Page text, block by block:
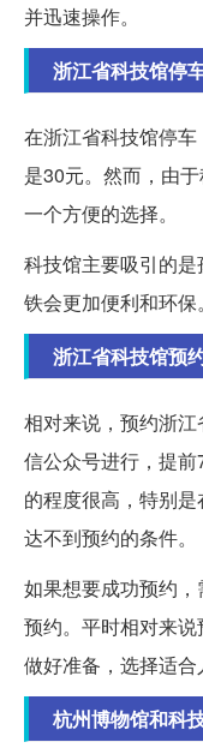
并迅速操作。
浙江省科技馆停
在浙江省科技馆停
是30元。然而，由
一个方便的选择。
科技馆主要吸引的
铁会更加便利和环保。
浙江省科技馆预
相对来说，预约浙
信公众号进行，提
的程度很高，特别
达不到预约的条件。
如果想要成功预约
预约。平时相对来
做好准备，选择适合
杭州博物馆和科